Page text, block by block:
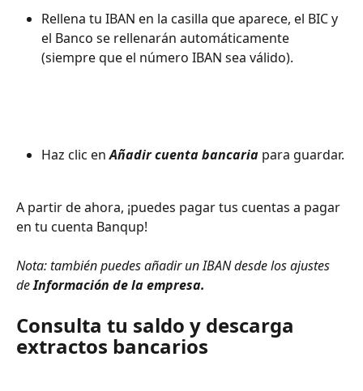
Rellena tu IBAN en la casilla que aparece, el BIC y
el Banco se rellenarán automáticamente
(siempre que el número IBAN sea válido).
Haz clic en Añadir cuenta bancaria para guardar.
A partir de ahora, ¡puedes pagar tus cuentas a pagar
en tu cuenta Banqup!
Nota: también puedes añadir un IBAN desde los ajustes
de Información de la empresa.
Consulta tu saldo y descarga
extractos bancarios